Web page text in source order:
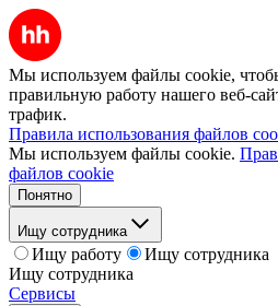
Мы используем файлы cookie,
правильную работу нашего веб-
трафик.
Правила использования файлов
Мы используем файлы cookie.
файлов cookie
Понятно
Ищу сотрудника
Ищу работу
Ищу сотрудника
Ищу сотрудника
Сервисы